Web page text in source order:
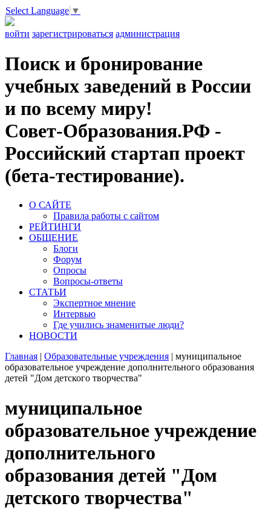
Select Language ▼
войти зарегистрироваться администрация
Поиск и бронирование
учебных заведений в России
и по всему миру!
Совет-Образования.РФ -
Российский стартап проект
(бета-тестирование).
О САЙТЕ
Правила работы с сайтом
РЕЙТИНГИ
ОБЩЕНИЕ
Блоги
Форум
Опросы
Вопросы-ответы
СТАТЬИ
Экспертное мнение
Интервью
Где учились знаменитые люди?
НОВОСТИ
Главная | Образовательные учреждения | муниципальное
образовательное учреждение дополнительного образования
детей "Дом детского творчества"
муниципальное
образовательное учреждение
дополнительного
образования детей "Дом
детского творчества"